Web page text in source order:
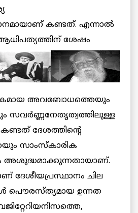
കണ്ടത്. എന്നാല്‍
ശേഷം
അവബോധത്തെയും
സവര്‍ണ്ണനേതൃത്വത്തിലുള്ള
ദേശത്തിന്റെ
സാംസ്കാരിക
ദേശീയപ്രസ്ഥാനം ചില
പൌരസ്ത്യമായ ഉന്നത